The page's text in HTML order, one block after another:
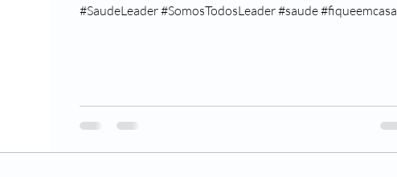
#SaudeLeader #SomosTodosLeader #saude #fiqueemcasa